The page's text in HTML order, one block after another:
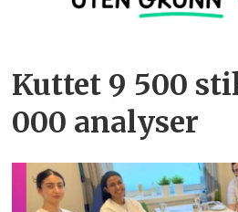
Kuttet 9 500
000 analyser